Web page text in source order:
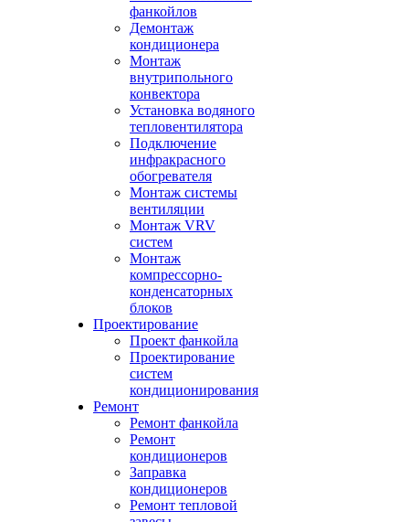
фанкойлов
Демонтаж
кондиционера
Монтаж
внутрипольного
конвектора
Установка водяного
тепловентилятора
Подключение
инфракрасного
обогревателя
Монтаж системы
вентиляции
Монтаж VRV
систем
Монтаж
компрессорно-
конденсаторных
блоков
Проектирование
Проект фанкойла
Проектирование
систем
кондиционирования
Ремонт
Ремонт фанкойла
Ремонт
кондиционеров
Заправка
кондиционеров
Ремонт тепловой